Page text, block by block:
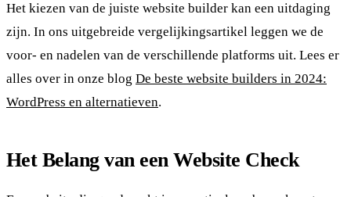
Het kiezen van de juiste website builder kan een uitdaging
zijn. In ons uitgebreide vergelijkingsartikel leggen we de
voor- en nadelen van de verschillende platforms uit. Lees er
alles over in onze blog De beste website builders in 2024:
WordPress en alternatieven.
Het Belang van een Website Check